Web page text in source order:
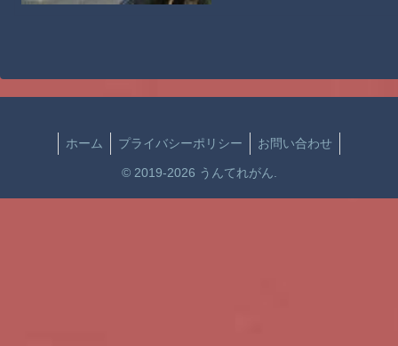
ホーム プライバシーポリシー お問い合わせ
© 2019-2026 うんてれがん.